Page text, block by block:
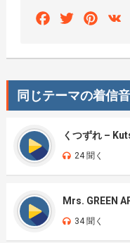
FacebookTwitter
同じテーマの着信音
くつずれ –
24 聞く
Mrs. GREEN
34 聞く